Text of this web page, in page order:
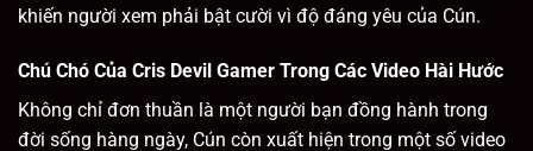
khiến người xem phải bật cười vì độ đáng yêu của Cún.
Chú Chó Của Cris Devil Gamer Trong Các Video Hài Hước
Không chỉ đơn thuần là một người bạn đồng hành trong
đời sống hàng ngày, Cún còn xuất hiện trong một số video